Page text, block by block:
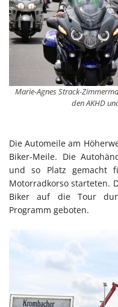
Marie-Agnes Strack-
den AKHD
Die Automeile am
Biker-Meile. Die
und so Platz gemacht
Motorradkorso starteten.
Biker auf die Tour
Programm geboten.